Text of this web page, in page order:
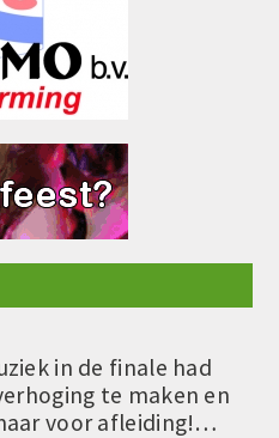
in de finale had
te maken en
voor afleiding!…